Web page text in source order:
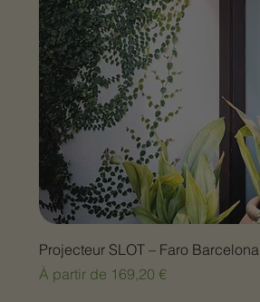
Projecteur SLOT – Faro Barcelona
À partir de 169,20 €
Prix promotionnel